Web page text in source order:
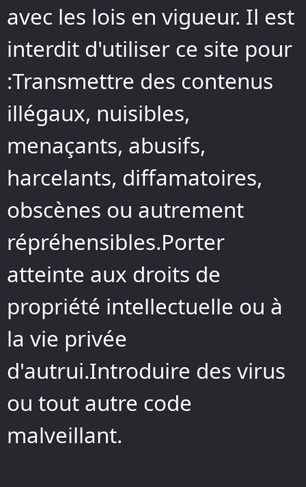
avec les lois en vigueur. Il est
interdit d'utiliser ce site pour
:Transmettre des contenus
illégaux, nuisibles,
menaçants, abusifs,
harcelants, diffamatoires,
obscènes ou autrement
répréhensibles.Porter
atteinte aux droits de
propriété intellectuelle ou à
la vie privée
d'autrui.Introduire des virus
ou tout autre code
malveillant.